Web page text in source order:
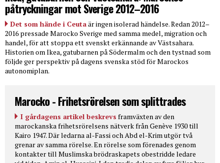
påtryckningar mot Sverige 2012–2016
Det som hände i Ceutaär ingen isolerad händelse. Redan 2012–
2016 pressade Marocko Sverige med samma medel, migration och
handel, för att stoppa ett svenskt erkännande av Västsahara.
Historien om Ikea, gatubarnen på Södermalm och den tystnad som
följde ger perspektiv på dagens svenska stöd för Marockos
autonomiplan.
Marocko - Frihetsrörelsen som splittrades
I gårdagens artikel beskrevs framväxten av den
marockanska frihetsrörelsens nätverk från Genève 1930 till
Kairo 1947. Där ledarna al-Fassi och Abd el-Krim utgör två
grenar av samma rörelse. En rörelse som förenades genom
kontakter till Muslimska brödraskapets obestridde ledare